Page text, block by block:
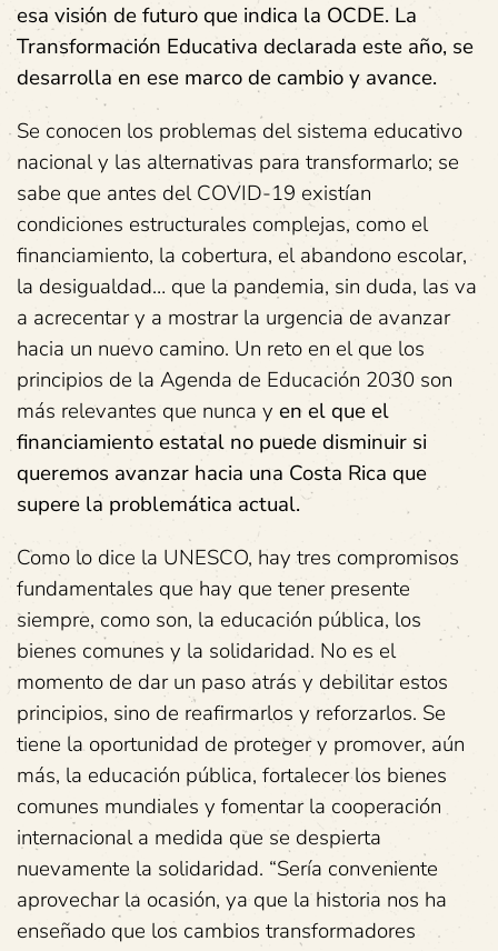
esa visión de futuro que indica la OCDE. La
Transformación Educativa declarada este año, se
desarrolla en ese marco de cambio y avance.
Se conocen los problemas del sistema educativo
nacional y las alternativas para transformarlo; se
sabe que antes del COVID-19 existían
condiciones estructurales complejas, como el
financiamiento, la cobertura, el abandono escolar,
la desigualdad… que la pandemia, sin duda, las va
a acrecentar y a mostrar la urgencia de avanzar
hacia un nuevo camino. Un reto en el que los
principios de la Agenda de Educación 2030 son
más relevantes que nunca y en el que el
financiamiento estatal no puede disminuir si
queremos avanzar hacia una Costa Rica que
supere la problemática actual.
Como lo dice la UNESCO, hay tres compromisos
fundamentales que hay que tener presente
siempre, como son, la educación pública, los
bienes comunes y la solidaridad. No es el
momento de dar un paso atrás y debilitar estos
principios, sino de reafirmarlos y reforzarlos. Se
tiene la oportunidad de proteger y promover, aún
más, la educación pública, fortalecer los bienes
comunes mundiales y fomentar la cooperación
internacional a medida que se despierta
nuevamente la solidaridad. “Sería conveniente
aprovechar la ocasión, ya que la historia nos ha
enseñado que los cambios transformadores